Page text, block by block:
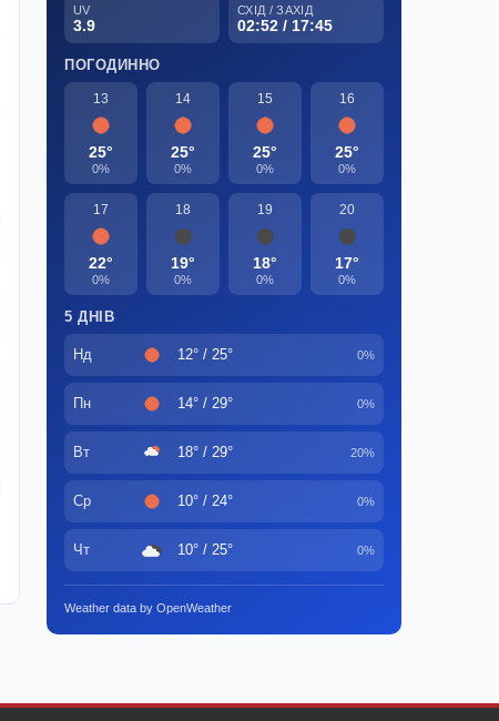
UV
3.9
СХІД / ЗАХІД
02:52 / 17:45
ПОГОДИННО
13
25°
0%
14
25°
0%
15
25°
0%
16
25°
0%
17
22°
0%
18
19°
0%
19
18°
0%
20
17°
0%
5 ДНІВ
Нд 12° / 25° 0%
Пн 14° / 29° 0%
Вт 18° / 29° 20%
Ср 10° / 24° 0%
Чт 10° / 25° 0%
Weather data by OpenWeather